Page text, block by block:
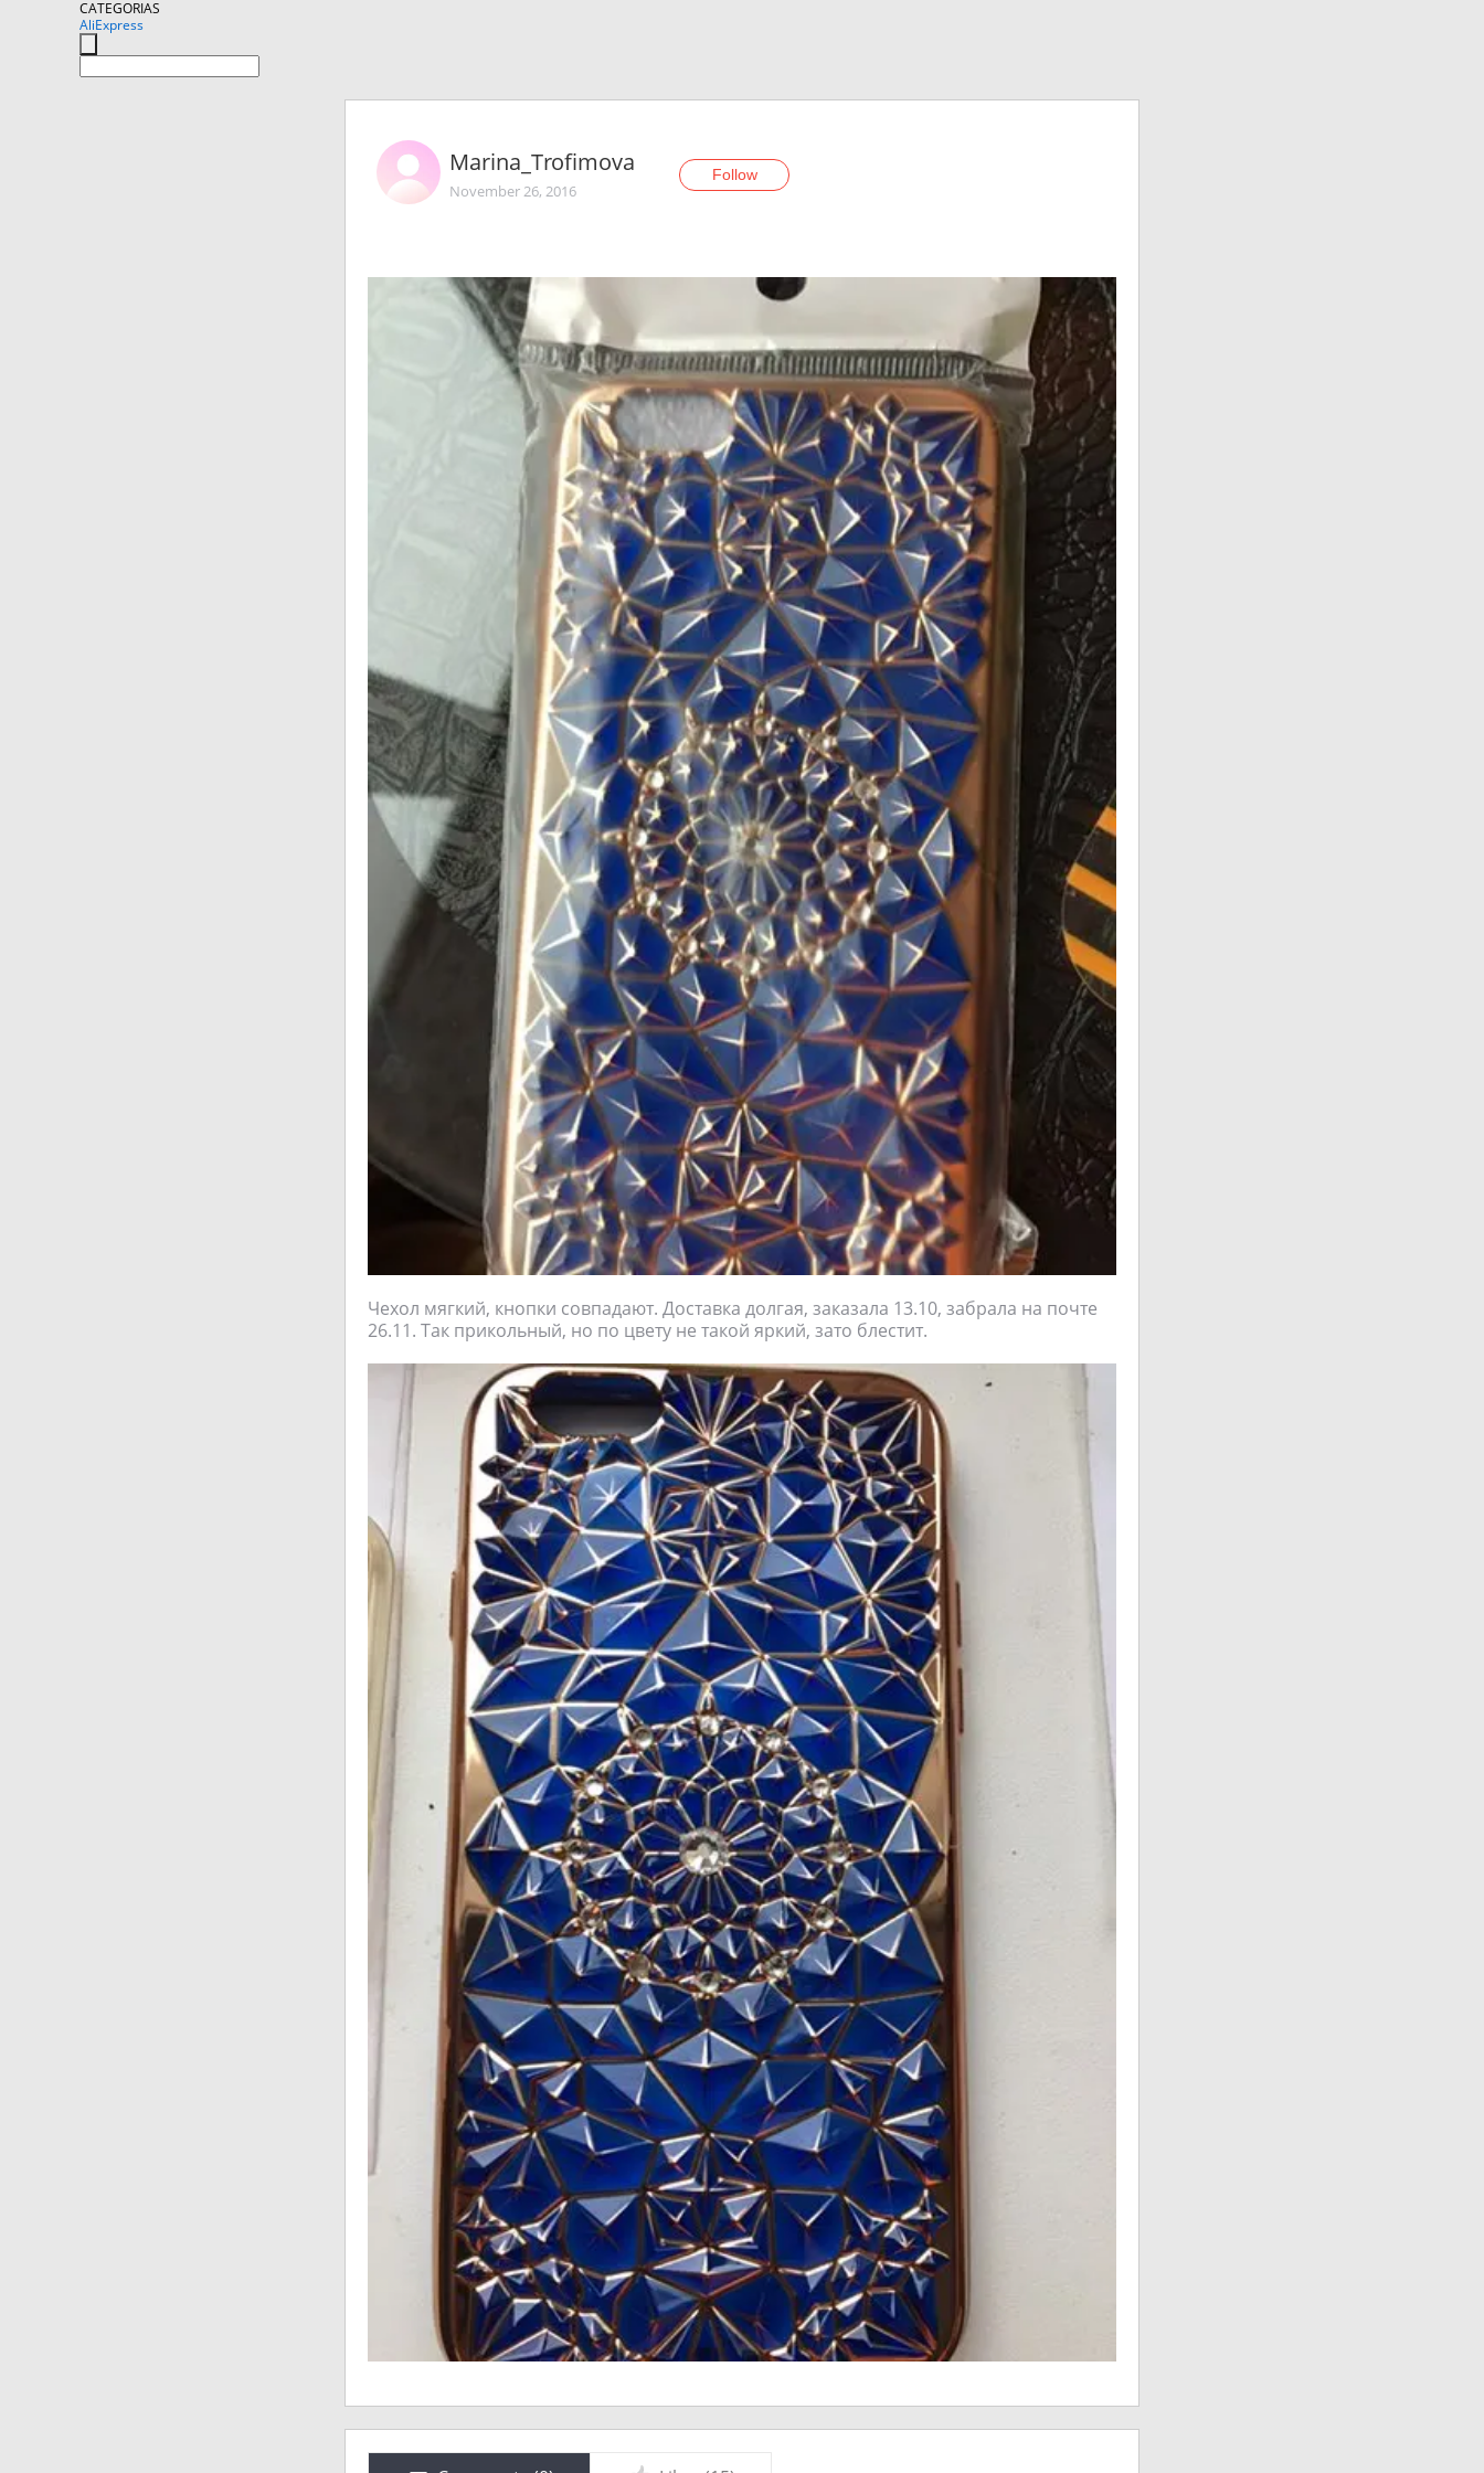
CATEGORIAS
AliExpress
Marina_Trofimova
November 26, 2016
Follow
Чехол мягкий, кнопки совпадают. Доставка долгая, заказала 13.10, забрала на почте
26.11. Так прикольный, но по цвету не такой яркий, зато блестит.